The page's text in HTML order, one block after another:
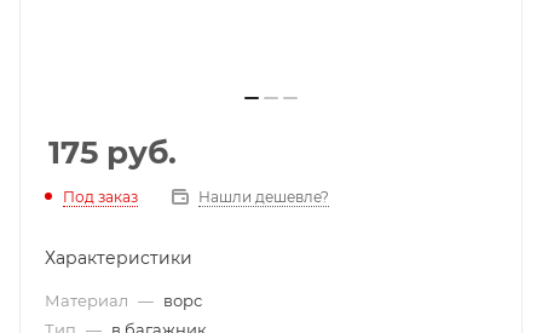
175 руб.
Под заказ Нашли дешевле?
Характеристики
Материал — ворс